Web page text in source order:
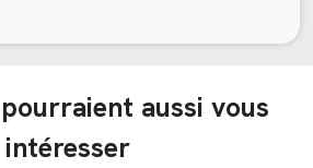
pourraient aussi vous
intéresser